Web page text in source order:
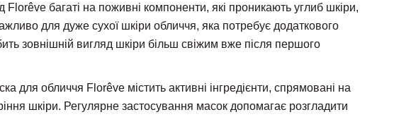
багаті на поживні компоненти, які проникають углиб шкіри,
для дуже сухої шкіри обличчя, яка потребує додаткового
зовнішній вигляд шкіри більш свіжим вже після першого
обличчя Florêve містить активні інгредієнти, спрямовані на
шкіри. Регулярне застосування масок допомагає розгладити